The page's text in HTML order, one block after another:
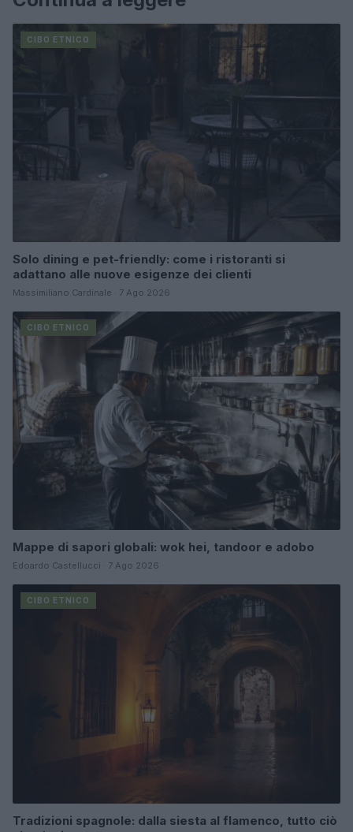
CIBO ETNICO
Solo dining e pet-friendly: come i ristoranti si
adattano alle nuove esigenze dei clienti
Massimiliano Cardinale · 7 Ago 2026
CIBO ETNICO
Mappe di sapori globali: wok hei, tandoor e adobo
Edoardo Castellucci · 7 Ago 2026
CIBO ETNICO
Tradizioni spagnole: dalla siesta al flamenco, tutto ciò